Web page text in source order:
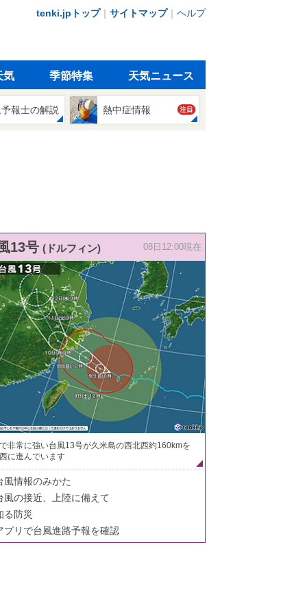
tenki.jpトップ｜ サイトマップ｜ ヘルプ
気 季節特集 天気ニュース
報士の解説 熱中症情報 注目
13号 (ドルフィン) 08日12:00現在
非常に強い台風13号が久米島の西北西約160kmを
に進んでいます
風情報のみかた
風の接近、上陸に備えて
る防災
プリで台風進路予報を確認